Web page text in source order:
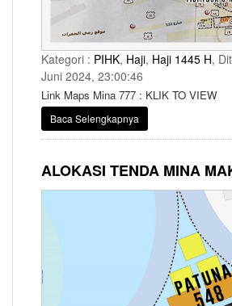
Kategori : PIHK, Haji, Haji 1445 H,
Juni 2024, 23:00:46
Link Maps Mina 777 : KLIK TO VIEW
Baca Selengkapnya